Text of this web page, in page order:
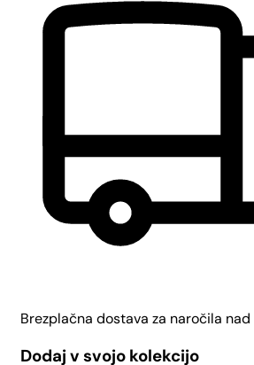
Brezplačna dostava za naročila nad
Dodaj v svojo kolekcijo